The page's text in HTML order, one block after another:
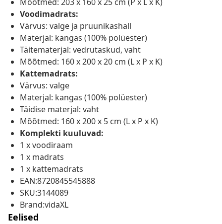
Voodimadrats:
Värvus: valge ja pruunikashall
Materjal: kangas (100% polüester)
Täitematerjal: vedrutaskud, vaht
Mõõtmed: 160 x 200 x 20 cm (L x P x K)
Kattemadrats:
Värvus: valge
Materjal: kangas (100% polüester)
Täidise materjal: vaht
Mõõtmed: 160 x 200 x 5 cm (L x P x K)
Komplekti kuuluvad:
1 x voodiraam
1 x madrats
1 x kattemadrats
EAN:8720845545888
SKU:3144089
Brand:vidaXL
Eelised